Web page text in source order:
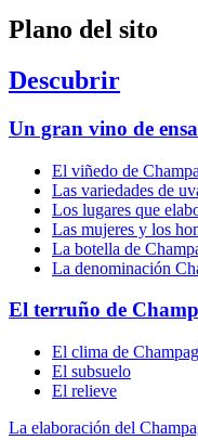
Plano del sito
Descubrir
Un gran vino de
El viñedo de
Las variedades de
Los lugares que
Las mujeres y los
La botella de
La denominación
El terruño de
El clima de
El subsuelo
El relieve
La elaboración del